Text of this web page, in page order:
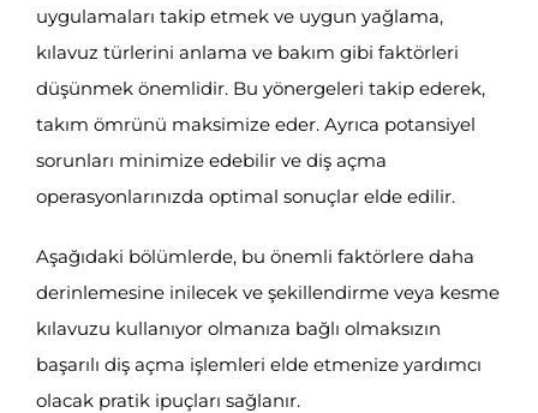
uygulamaları takip etmek ve uygun yağlama,
kılavuz türlerini anlama ve bakım gibi faktörleri
düşünmek önemlidir. Bu yönergeleri takip ederek,
takım ömrünü maksimize eder. Ayrıca potansiyel
sorunları minimize edebilir ve diş açma
operasyonlarınızda optimal sonuçlar elde edilir.
Aşağıdaki bölümlerde, bu önemli faktörlere daha
derinlemesine inilecek ve şekillendirme veya kesme
kılavuzu kullanıyor olmanıza bağlı olmaksızın
başarılı diş açma işlemleri elde etmenize yardımcı
olacak pratik ipuçları sağlanır.